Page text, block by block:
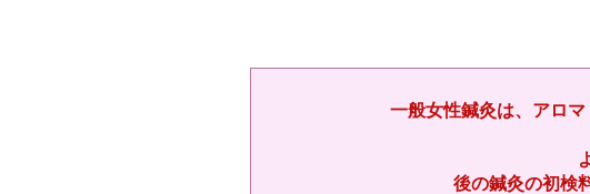
一般女性鍼灸は、アロ
後の鍼灸の初検